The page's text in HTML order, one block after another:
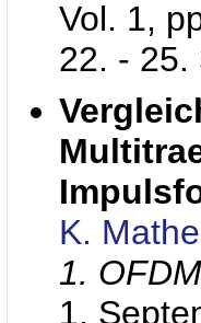
Vol. 1,
22. - 25.
K.
1.
1.